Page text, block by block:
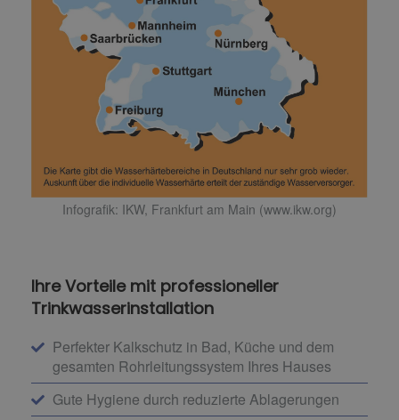
Infografik: IKW, Frankfurt am Main (www.ikw.org)
Ihre Vorteile mit professioneller
Trinkwasserinstallation
Perfekter Kalkschutz in Bad, Küche und dem
gesamten Rohrleitungssystem Ihres Hauses
Gute Hygiene durch reduzierte Ablagerungen